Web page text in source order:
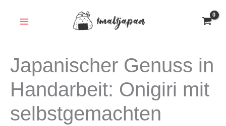
Japanischer Genuss in
Handarbeit: Onigiri mit
selbstgemachten